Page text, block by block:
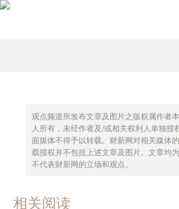
观点频道所发布文章及图片之版权属作者
人所有，未经作者及/或相关权利人单独授
面媒体不得予以转载。财新网对相关媒体
载授权并不包括上述文章及图片。文章均
不代表财新网的立场和观点。
相关阅读